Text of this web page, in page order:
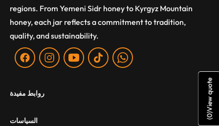
regions. From Yemeni Sidr honey to Kyrgyz Mountain
honey, each jar reflects a commitment to tradition,
quality, and sustainability.
Fb Ins You Tiktok WA
روابط مفيدة
السياسات (
0
)
View quote